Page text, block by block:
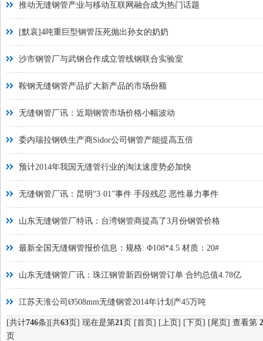
推动无缝钢管产业与移动互联网融合成为热门话题
[默哀]4吨重巨型钢管压死抛出孙女的奶奶
沙市钢管厂与武钢合作成立管线钢联合实验室
鞍钢无缝钢管产品扩大新产品的市场份额
无缝钢管厂讯：近期钢管市场价格小幅波动
委内瑞拉钢铁生产商Sidor公司钢管产能提高五倍
预计2014年我国无缝管行业的淘汰速度势必加快
无缝钢管厂讯：昆明“3·01”事件 手段残忍 恶性暴力事件
山东无缝钢管厂特讯：台湾钢管商提高了3月份钢管价格
最新全国无缝钢管报价信息：规格: Φ108*4.5 材质：20#
山东无缝钢管厂讯：珠江钢管新四份钢管订单 合约总值4.78亿
江苏天淮公司Ø508mm无缝钢管2014年计划产45万吨
[共计746条][共63页] 现在是第21页 [首页] [上页] [下页] [尾页] 查看第
页